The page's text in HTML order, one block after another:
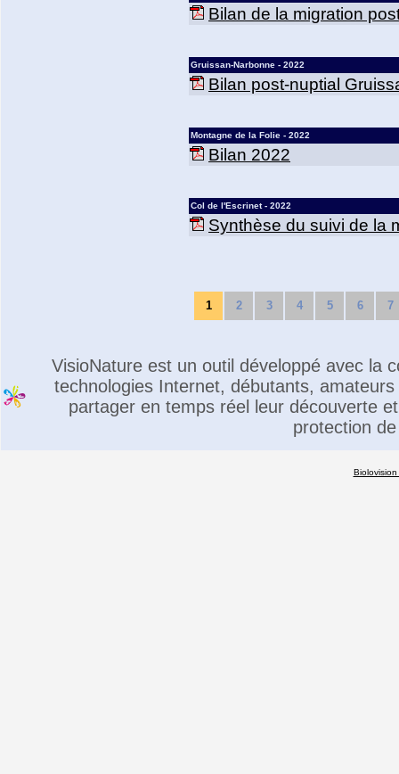
Bilan de la migration
Gruissan-Narbonne - 2022
Bilan post-nuptial
Montagne de la Folie - 2022
Bilan 2022
Col de l'Escrinet - 2022
Synthèse du suivi de la
1 2 3 4 5 6 7
VisioNature est un outil développé avec la
technologies Internet, débutants,
partager en temps réel leur découverte
protection
Biolovision